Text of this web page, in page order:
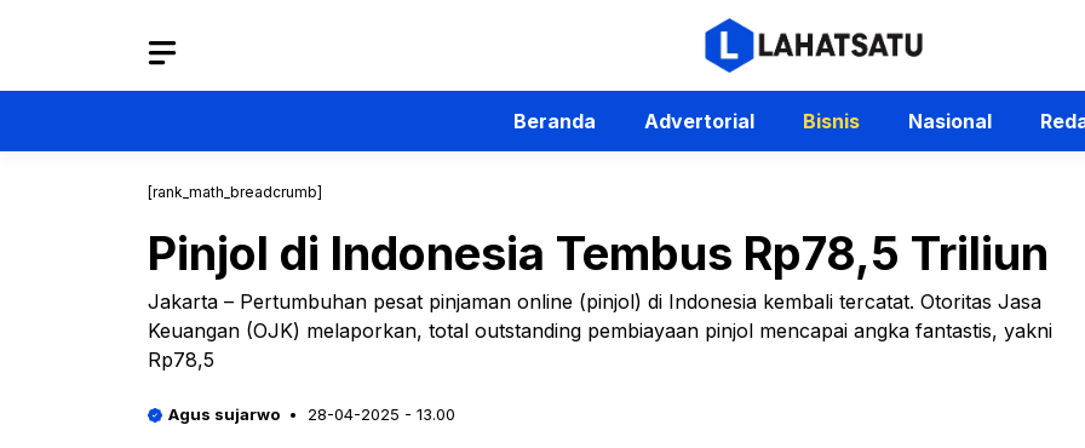
Beranda
Advertorial Bisnis Nasional
[rank_math_breadcrumb]
Pinjol di Indonesia Tembus Rp78,5 Triliun
Jakarta – Pertumbuhan pesat pinjaman online (pinjol) di Indonesia kembali tercatat. Otoritas Jasa
Keuangan (OJK) melaporkan, total outstanding pembiayaan pinjol mencapai angka fantastis, yakni
Rp78,5
Agus sujarwo 28-04-2025 - 13.00